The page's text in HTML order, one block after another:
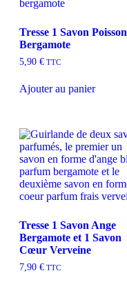
Tresse 1 Savon Poisson
Bergamote
5,90 € TTC
Ajouter au panier
Tresse 1 Savon Ange
Bergamote et 1 Savon
Cœur Verveine
7,90 € TTC